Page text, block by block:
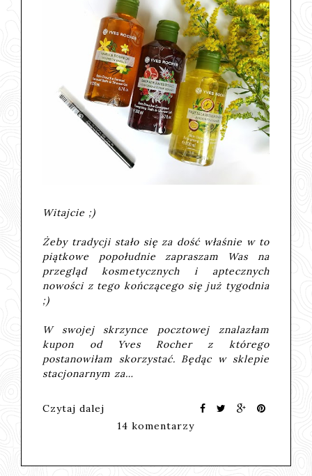
Witajcie ;)
Żeby tradycji stało się za dość właśnie w to
piątkowe popołudnie zapraszam Was na
przegląd kosmetycznych i aptecznych
nowości z tego kończącego się już tygodnia
;)
W swojej skrzynce pocztowej znalazłam
kupon od Yves Rocher z którego
postanowiłam skorzystać. Będąc w sklepie
stacjonarnym za…
Czytaj dalej
14 komentarzy